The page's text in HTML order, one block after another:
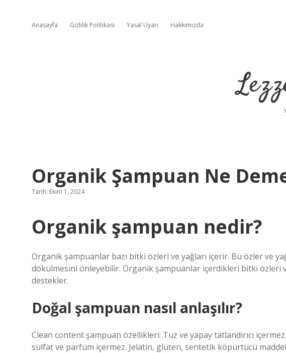
Anasayfa Gizlilik Politikası Yasal Uyarı Hakkımızda
Organik Şampuan Ne
Tarih: Ekim 1, 2024
Organik şampuan nedir?
Organik şampuanlar bazı bitki özleri ve yağları içerir. Bu özler ve
dökülmesini önleyebilir. Organik şampuanlar içerdikleri bitki özleri
destekler.
Doğal şampuan nasıl anlaşılır?
Clean content şampuan özellikleri: Tuz ve yapay tatlandırıcı
sülfat ve parfüm içermez. Jelatin, glüten, sentetik köpürtücü